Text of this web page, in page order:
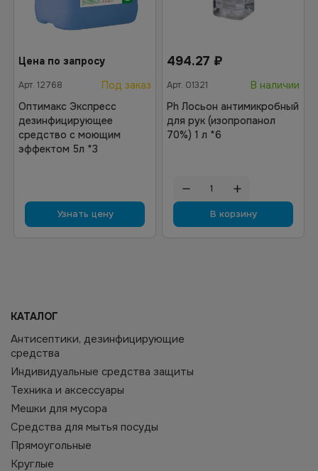
Цена по запросу
Арт. 12768
Под заказ
Оптимакс Экспресс
дезинфицирующее
средство с моющим
эффектом 5л *3
Узнать цену
494.27 ₽
Арт. 01321
В наличии
Ph Лосьон антимикробный
для рук (изопропанол
70%) 1 л *6
В корзину
КАТАЛОГ
Антисептики, дезинфицирующие
средства
Индивидуальные средства защиты
Техника и аксессуары
Мешки для мусора
Средства для мытья посуды
Прямоугольные
Круглые